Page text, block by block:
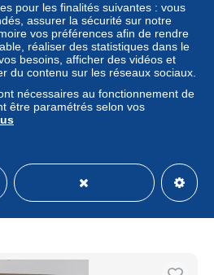
± 5,78 $US
pour les finalités suivantes : vous
assurer la sécurité sur notre
vos préférences afin de rendre
réaliser des statistiques dans le
besoins, afficher des vidéos et
du contenu sur les réseaux sociaux.
nécessaires au fonctionnement de
être paramétrés selon vos